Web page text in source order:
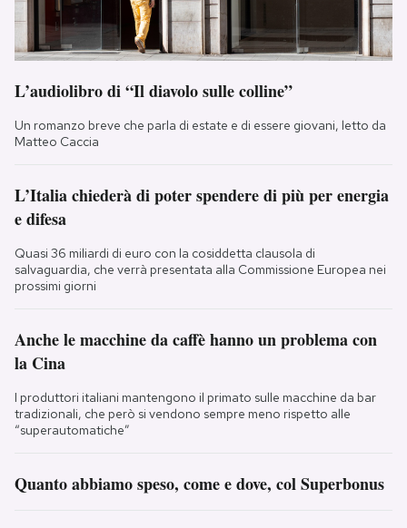
L’audiolibro di “Il diavolo sulle colline”
Un romanzo breve che parla di estate e di essere giovani, letto da
Matteo Caccia
L’Italia chiederà di poter spendere di più per energia
e difesa
Quasi 36 miliardi di euro con la cosiddetta clausola di
salvaguardia, che verrà presentata alla Commissione Europea nei
prossimi giorni
Anche le macchine da caffè hanno un problema con
la Cina
I produttori italiani mantengono il primato sulle macchine da bar
tradizionali, che però si vendono sempre meno rispetto alle
“superautomatiche”
Quanto abbiamo speso, come e dove, col Superbonus